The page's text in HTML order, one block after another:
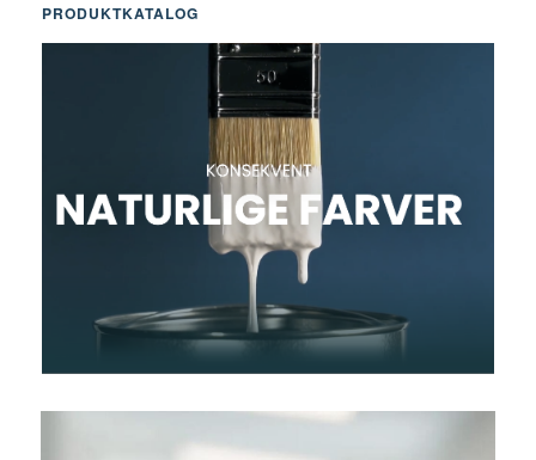
PRODUKTKATALOG